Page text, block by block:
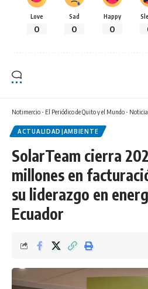
Love
0
Sad
0
Happy
0
Notimercio - El Periódico de Quito y el Mundo -
ACTUALIDAD|AMBIENTE
SolarTeam cierra
millones en
su liderazgo en
Ecuador